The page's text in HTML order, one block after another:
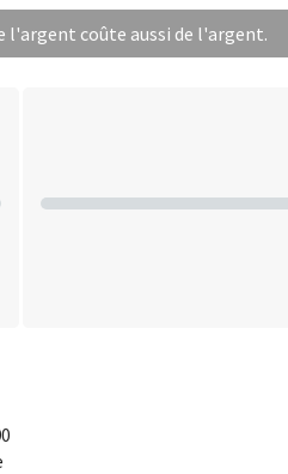
coûte aussi de l'argent.